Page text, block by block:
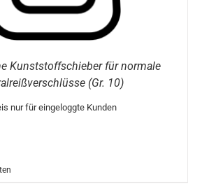
Kunststoffschieber für normale
(Gr. 10)
nur für eingeloggte Kunden